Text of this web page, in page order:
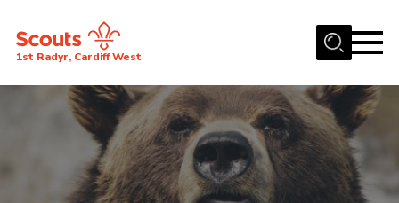
Menu
Home
About Us
Volunteer
1st Radyr, Cardiff West